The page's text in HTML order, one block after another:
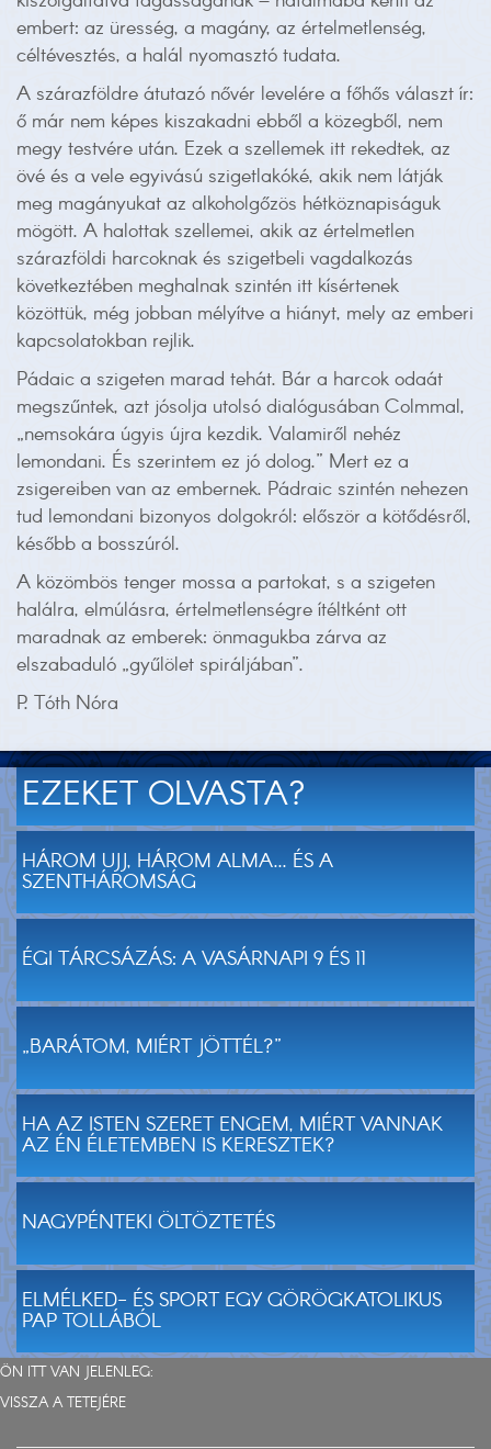
embert: az üresség, a magány, az értelmetlenség,
céltévesztés, a halál nyomasztó tudata.
A szárazföldre átutazó nővér levelére a főhős választ ír:
ő már nem képes kiszakadni ebből a közegből, nem
megy testvére után. Ezek a szellemek itt rekedtek, az
övé és a vele egyivású szigetlakóké, akik nem látják
meg magányukat az alkoholgőzös hétköznapiságuk
mögött. A halottak szellemei, akik az értelmetlen
szárazföldi harcoknak és szigetbeli vagdalkozás
következtében meghalnak szintén itt kísértenek
közöttük, még jobban mélyítve a hiányt, mely az emberi
kapcsolatokban rejlik.
Pádaic a szigeten marad tehát. Bár a harcok odaát
megszűntek, azt jósolja utolsó dialógusában Colmmal,
„nemsokára úgyis újra kezdik. Valamiről nehéz
lemondani. És szerintem ez jó dolog.” Mert ez a
zsigereiben van az embernek. Pádraic szintén nehezen
tud lemondani bizonyos dolgokról: először a kötődésről,
később a bosszúról.
A közömbös tenger mossa a partokat, s a szigeten
halálra, elmúlásra, értelmetlenségre ítéltként ott
maradnak az emberek: önmagukba zárva az
elszabaduló „gyűlölet spiráljában”.
P. Tóth Nóra
EZEKET OLVASTA?
HÁROM UJJ, HÁROM ALMA... ÉS A
SZENTHÁROMSÁG
ÉGI TÁRCSÁZÁS: A VASÁRNAPI 9 ÉS 11
„BARÁTOM, MIÉRT JÖTTÉL?”
HA AZ ISTEN SZERET ENGEM, MIÉRT VANNAK
AZ ÉN ÉLETEMBEN IS KERESZTEK?
NAGYPÉNTEKI ÖLTÖZTETÉS
ELMÉLKED- ÉS SPORT EGY GÖRÖGKATOLIKUS
PAP TOLLÁBÓL
ÖN ITT VAN JELENLEG:
VISSZA A TETEJÉRE